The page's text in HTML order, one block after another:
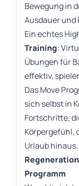
Bewegung in
Ausdauer und
Ein echtes
Training:
Übungen für
effektiv,
Das Move
sich selbst in
Fortschritte,
Körpergefühl,
Urlaub hinaus.
Programm